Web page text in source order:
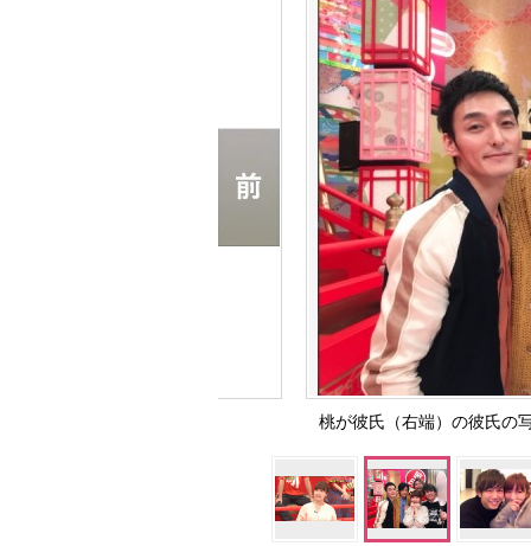
桃が彼氏（右端）の彼氏の